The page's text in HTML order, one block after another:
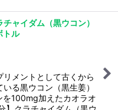
チャイダム（黒ウコン）
トル
リメントとして古くから
る黒ウコン（黒生姜）
100mg加えたカオラオ